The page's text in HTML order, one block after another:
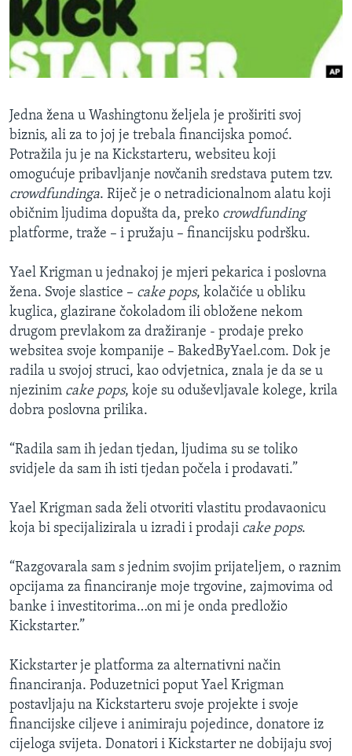
MAGAZIN
O GLASU AMERIKE
PRATITE NAS
Jezici
Jedna žena u Washingtonu željela je proširiti svoj
biznis, ali za to joj je trebala financijska pomoć.
Potražila ju je na Kickstarteru, websiteu koji
omogućuje pribavljanje novčanih sredstava putem tzv.
crowdfundinga. Riječ je o netradicionalnom alatu koji
običnim ljudima dopušta da, preko crowdfunding
platforme, traže – i pružaju – financijsku podršku.
Yael Krigman u jednakoj je mjeri pekarica i poslovna
žena. Svoje slastice – cake pops, kolačiće u obliku
kuglica, glazirane čokoladom ili obložene nekom
drugom prevlakom za dražiranje - prodaje preko
websitea svoje kompanije – BakedByYael.com. Dok je
radila u svojoj struci, kao odvjetnica, znala je da se u
njezinim cake pops, koje su oduševljavale kolege, krila
dobra poslovna prilika.
“Radila sam ih jedan tjedan, ljudima su se toliko
svidjele da sam ih isti tjedan počela i prodavati.”
Yael Krigman sada želi otvoriti vlastitu prodavaonicu
koja bi specijalizirala u izradi i prodaji cake pops.
“Razgovarala sam s jednim svojim prijateljem, o raznim
opcijama za financiranje moje trgovine, zajmovima od
banke i investitorima…on mi je onda predložio
Kickstarter.”
Kickstarter je platforma za alternativni način
financiranja. Poduzetnici poput Yael Krigman
postavljaju na Kickstarteru svoje projekte i svoje
financijske ciljeve i animiraju pojedince, donatore iz
cijeloga svijeta. Donatori i Kickstarter ne dobijaju svoj